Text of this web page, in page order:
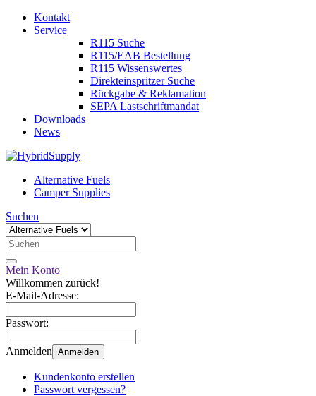
Kontakt
Service
R115 Suche
R115/EAB Bestellung
R115 Wissenswertes
Direkteinspritzer Suche
Rückgabe & Reklamation
SEPA Lastschriftmandat
Downloads
News
Alternative Fuels
Camper Supplies
Suchen
Mein Konto
Willkommen zurück!
E-Mail-Adresse:
Passwort:
Anmelden Anmelden
Kundenkonto erstellen
Passwort vergessen?